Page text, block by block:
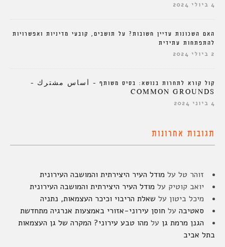
4 ביולי 2024
האם השכונות עדיין חשובות? על תושבים, קובעי מדיניות ואפשרויות
להתפתחות עתידית
2 ביולי 2024
קול קורא לתחרות בנושא: בסיס משותף – أساس مشترك –
COMMON GROUNDS
4 ביוני 2024
תגובות אחרונות
זוהר טל על מודל העיר היצירתית והמושבה העירונית
יואב קוטיק על מודל העיר היצירתית והמושבה העירונית
מיכל ביטון על שאלת הריבוי וכיכר העצמאות, נתניה
סאטיבה על חוסן עירוני-אזורי באמצעות אנרגיה מתחדשת
הגנן מרמת גן על מהו טבע עירוני? המקרה של גן העצמאות
בתל אביב